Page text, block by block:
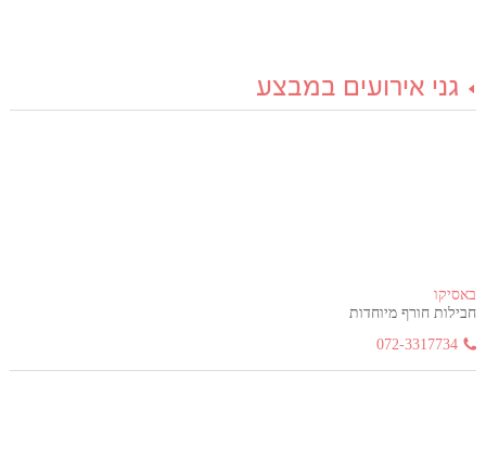
גני אירועים במבצע
באסיקו
חבילות חורף מיוחדות
072-3317734